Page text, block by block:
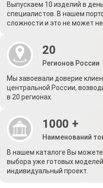
Выпускаем 10 изделий в
специалистов. В нашем
сложности и это не может
20
Регионов России
Мы завоевали доверие
центральной России,
в 20 регионах.
1000 +
Наименований
В нашем каталоге Вы
выбора уже готовых
индивидуальный проект.